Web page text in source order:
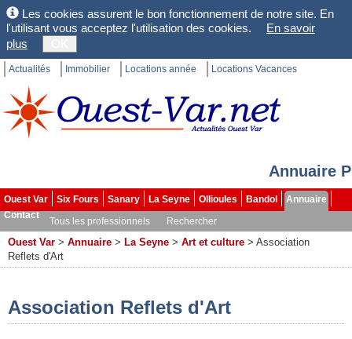
Les cookies assurent le bon fonctionnement de notre site. En
l'utilisant vous acceptez l'utilisation des cookies.
En savoir
plus
Actualités Immobilier Locations année Locations Vacances
Annuaire
Ouest Var Six Fours Sanary La Seyne Ollioules Bandol
Annuaire
Contact
Tous les professionnels Rechercher
Ouest Var > Annuaire > La Seyne > Art et culture > Association
Reflets d'Art
Association Reflets d'Art